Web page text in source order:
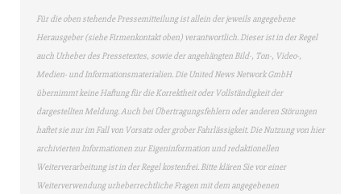
Für die oben stehende Pressemitteilung ist allein der jeweils angegebene
Herausgeber (siehe Firmenkontakt oben) verantwortlich. Dieser ist in der Regel
auch Urheber des Pressetextes, sowie der angehängten Bild-, Ton-, Video-,
Medien- und Informationsmaterialien. Die United News Network GmbH
übernimmt keine Haftung für die Korrektheit oder Vollständigkeit der
dargestellten Meldung. Auch bei Übertragungsfehlern oder anderen Störungen
haftet sie nur im Fall von Vorsatz oder grober Fahrlässigkeit. Die Nutzung von hier
archivierten Informationen zur Eigeninformation und redaktionellen
Weiterverarbeitung ist in der Regel kostenfrei. Bitte klären Sie vor einer
Weiterverwendung urheberrechtliche Fragen mit dem angegebenen